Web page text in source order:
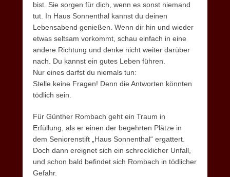
bist. Sie sorgen für dich, wenn es sonst niemand
tut. In Haus Sonnenthal kannst du deinen
Lebensabend genießen. Wenn dir hin und wieder
etwas seltsam vorkommt, schau einfach in eine
andere Richtung und denke nicht weiter darüber
nach. Du kannst ein gutes Leben führen.
Nur eines darfst du niemals tun:
Stelle keine Fragen! Denn die Antworten könnten
tödlich sein.
Für Günther Rombach geht ein Traum in
Erfüllung, als er einen der begehrten Plätze in
dem Seniorenstift „Haus Sonnenthal“ ergattert.
Doch dann ereignet sich ein schrecklicher Unfall,
und schon bald befindet sich Rombach in tödlicher
Gefahr.